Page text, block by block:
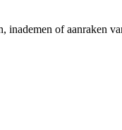
of aanraken